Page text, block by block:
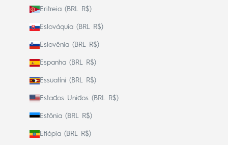
Eritreia (BRL R$)
Eslováquia (BRL R$)
Eslovênia (BRL R$)
Espanha (BRL R$)
Essuatíni (BRL R$)
Estados Unidos (BRL R$)
Estônia (BRL R$)
Etiópia (BRL R$)